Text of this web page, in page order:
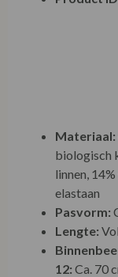
Materiaal:
14%
Pasvorm:
Lengte:
Taille:
pasvorm
Sluiting: